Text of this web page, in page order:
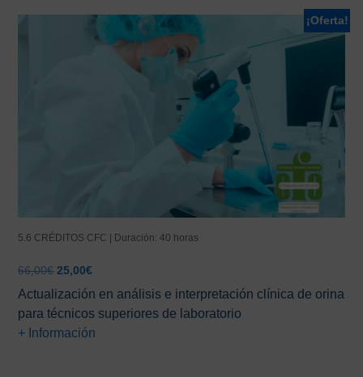
¡Oferta!
5.6 CRÉDITOS CFC | Duración: 40 horas
66,00€ El
precio
original
era:
66,00€.
25,00€El
actual
es:
25,00€.
Actualización en análisis e interpretación clínica de orina
para técnicos superiores de laboratorio
+ Información